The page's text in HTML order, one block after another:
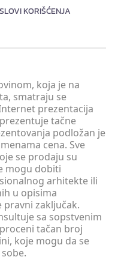
KORIŠĆENJA
koja je na
smatraju se
prezentacija
tačne
podložan je
cena. Sve
se prodaju su
mogu dobiti
arhitekte ili
u opisima
zaključak.
sa sopstvenim
tačan broj
koje mogu da se